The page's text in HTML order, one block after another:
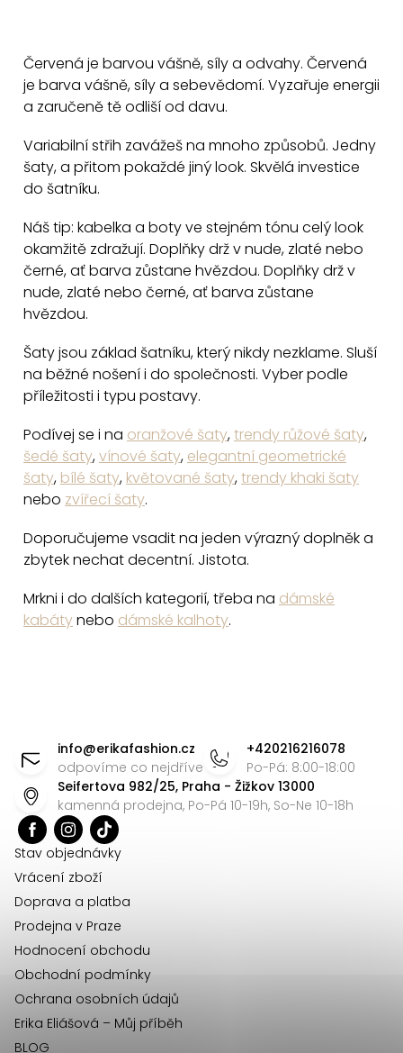
l
á
a
c
r
v
k
ý
p
s
u
Červená je barvou vášně, síly a odvahy. Červená
je barva vášně, síly a sebevědomí. Vyzařuje energii
a zaručeně tě odliší od davu.
Variabilní střih zavážeš na mnoho způsobů. Jedny
šaty, a přitom pokaždé jiný look. Skvělá investice
do šatníku.
Náš tip: kabelka a boty ve stejném tónu celý look
okamžitě zdražují. Doplňky drž v nude, zlaté nebo
černé, ať barva zůstane hvězdou. Doplňky drž v
nude, zlaté nebo černé, ať barva zůstane
hvězdou.
Šaty jsou základ šatníku, který nikdy nezklame. Sluší
na běžné nošení i do společnosti. Vyber podle
příležitosti i typu postavy.
Podívej se i na oranžové šaty,trendy růžové šaty,
šedé šaty,vínové šaty, elegantní geometrické
šaty, bílé šaty, květované šaty,trendy khaki šaty
nebo zvířecí šaty.
Doporučujeme vsadit na jeden výrazný doplněk a
zbytek nechat decentní. Jistota.
Mrkni i do dalších kategorií, třeba na dámské
kabátynebo dámské kalhoty.
info@erikafashion.cz
odpovíme co nejdříve
+420216216078
Po-Pá: 8:00-18:00
Seifertova 982/25, Praha - Žižkov 13000
kamenná prodejna, Po-Pá 10-19h, So-Ne 10-18h
Stav objednávky
Vrácení zboží
Doprava a platba
Prodejna v Praze
Hodnocení obchodu
Obchodní podmínky
Ochrana osobních údajů
Erika Eliášová – Můj příběh
BLOG